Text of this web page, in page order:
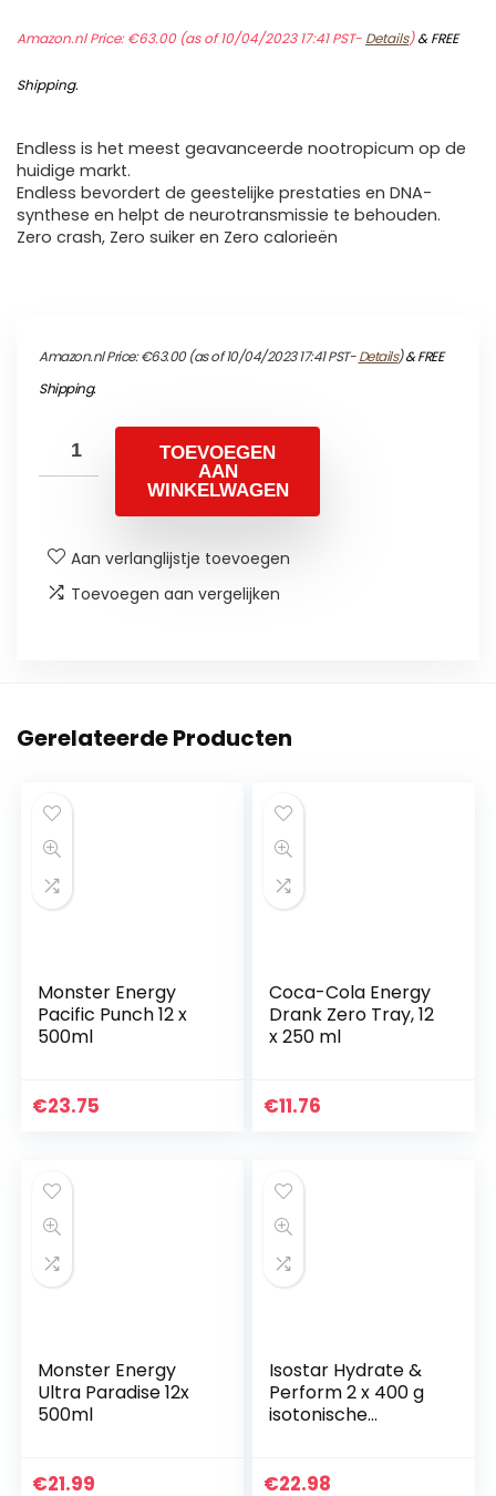
Amazon.nl Price:€63.00(as of 10/04/2023 17:41 PST- Details)&FREE
Shipping.
Endless is het meest geavanceerde nootropicum op de
huidige markt.
Endless bevordert de geestelijke prestaties en DNA-
synthese en helpt de neurotransmissie te behouden.
Zero crash, Zero suiker en Zero calorieën
Amazon.nl Price:€63.00(as of 10/04/2023 17:41 PST-Details)&FREE
Shipping.
TOEVOEGEN
AAN
WINKELWAGEN
Aan verlanglijstje toevoegen
Toevoegen aan vergelijken
Gerelateerde Producten
Monster Energy
Pacific Punch 12 x
500ml
€23.75
Coca-Cola Energy
Drank Zero Tray, 12
x 250 ml
€11.76
Monster Energy
Ultra Paradise 12x
500ml
€21.99
Isostar Hydrate &
Perform 2 x 400 g
isotonische
ondersteuning van
€22.98